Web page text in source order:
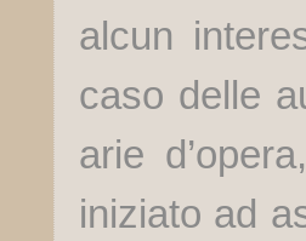
alcun
caso delle
arie
iniziato ad